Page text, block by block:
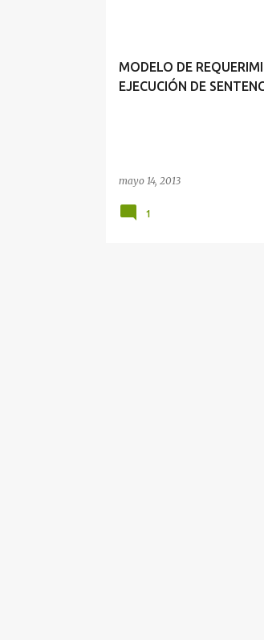
MODELO DE
EJECUCIÓN DE
mayo 14, 2013
1